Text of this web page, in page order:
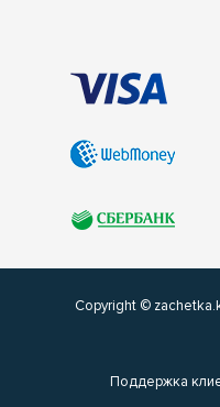
Copyright ©
Поддержка